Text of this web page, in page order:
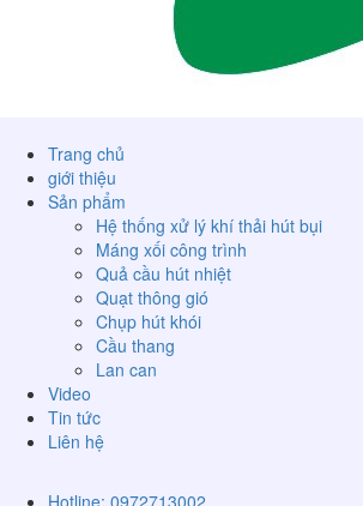
Trang chủ
giới thiệu
Sản phẩm
Hệ thống xử lý khí thải hút bụi
Máng xối công trình
Quả cầu hút nhiệt
Quạt thông gió
Chụp hút khói
Cầu thang
Lan can
Video
Tin tức
Liên hệ
Hotline: 0972713002